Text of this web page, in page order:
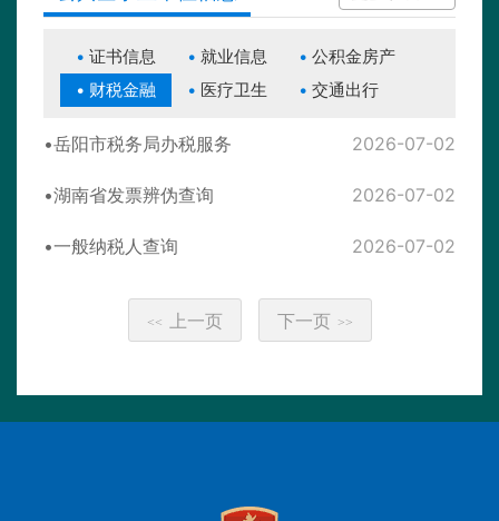
证书信息 就业信息
公积金房产
财税金融
医疗卫生 交通出行
岳阳市税务局办税服务 2026-07-02
湖南省发票辨伪查询 2026-07-02
一般纳税人查询 2026-07-02
<< 上一页 下一页 >>